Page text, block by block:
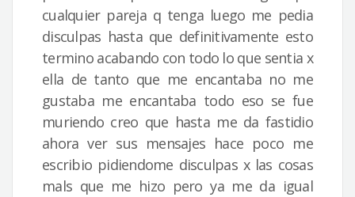
cualquier pareja q tenga luego me pedia
disculpas hasta que definitivamente esto
termino acabando con todo lo que sentia x
ella de tanto que me encantaba no me
gustaba me encantaba todo eso se fue
muriendo creo que hasta me da fastidio
ahora ver sus mensajes hace poco me
escribio pidiendome disculpas x las cosas
mals que me hizo pero ya me da igual